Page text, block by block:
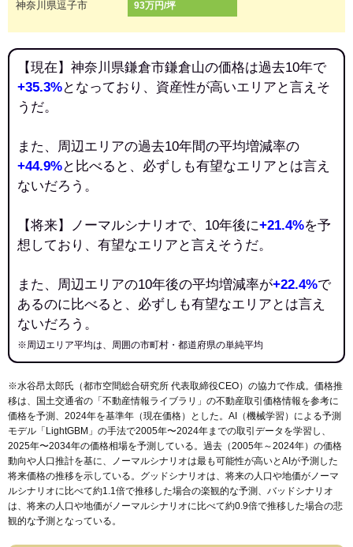
神奈川県逗子市 93万円/坪
【現在】神奈川県鎌倉市鎌倉山の価格は過去10年で
+35.3%となっており、資産性が高いエリアと言えそ
うだ。
また、周辺エリアの過去10年間の平均増減率の
+44.9%と比べると、必ずしも有望なエリアとは言え
ないだろう。
【将来】ノーマルシナリオで、10年後に+21.4%を予
想しており、有望なエリアと言えそうだ。
また、周辺エリアの10年後の平均増減率が+22.4%で
あるのに比べると、必ずしも有望なエリアとは言え
ないだろう。
※周辺エリア平均は、周囲の市町村・都道府県の単純平均
※水谷昂太郎氏（都市空間総合研究所 代表取締役CEO）の協力で作成。価格推
移は、国土交通省の「 不動産情報ライブラリ 」の不動産取引価格情報を参考に
価格を予測、2024年を基準年（現在価格）とした。AI（機械学習）による予測
モデル「LightGBM」の手法で2005年〜2024年までの取引データを学習し、
2025年〜2034年の価格相場を予測している。過去（2005年～2024年）の価格
動向や人口推計を基に、ノーマルシナリオは最も可能性が高いとAIが予測した
将来価格の推移を示している。グッドシナリオは、将来の人口や地価がノーマ
ルシナリオに比べて約1.1倍で推移した場合の楽観的な予測、バッドシナリオ
は、将来の人口や地価がノーマルシナリオに比べて約0.9倍で推移した場合の悲
観的な予測となっている。